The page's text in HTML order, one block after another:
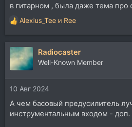
в гитарном , была даже тема про
Р
е
а
к
ц
и
и
:
Alexius_Tee и Ree
Radiocaster
Well-Known Member
10 Авг 2024
А чем басовый предусилитель
инструментальным входом -